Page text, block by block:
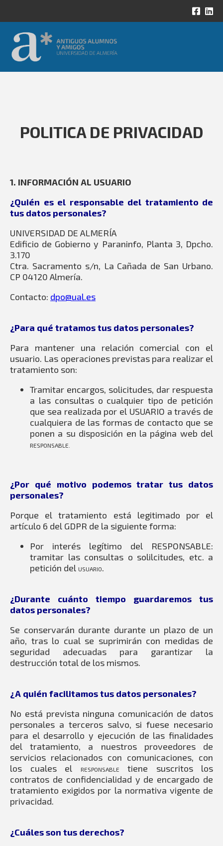
POLITICA DE PRIVACIDAD
1. INFORMACIÓN AL USUARIO
¿Quién es el responsable del tratamiento de
tus datos personales?
UNIVERSIDAD DE ALMERÍA
Edificio de Gobierno y Paraninfo, Planta 3, Dpcho.
3.170
Ctra. Sacramento s/n, La Cañada de San Urbano.
CP 04120 Almería.
Contacto: dpo@ual.es
¿Para qué tratamos tus datos personales?
Para mantener una relación comercial con el
usuario. Las operaciones previstas para realizar el
tratamiento son:
Tramitar encargos, solicitudes, dar respuesta
a las consultas o cualquier tipo de petición
que sea realizada por el USUARIO a través de
cualquiera de las formas de contacto que se
ponen a su disposición en la página web del
RESPONSABLE.
¿Por qué motivo podemos tratar tus datos
personales?
Porque el tratamiento está legitimado por el
artículo 6 del GDPR de la siguiente forma:
Por interés legítimo del RESPONSABLE:
tramitar las consultas o solilcitudes, etc. a
petición del USUARIO.
¿Durante cuánto tiempo guardaremos tus
datos personales?
Se conservarán durante durante un plazo de un
año, tras lo cual se suprimirán con medidas de
seguridad adecuadas para garantizar la
destrucción total de los mismos.
¿A quién facilitamos tus datos personales?
No está prevista ninguna comunicación de datos
personales a terceros salvo, si fuese necesario
para el desarrollo y ejecución de las finalidades
del tratamiento, a nuestros proveedores de
servicios relacionados con comunicaciones, con
los cuales el
RESPONSABLE
tiene suscritos los
contratos de confidencialidad y de encargado de
tratamiento exigidos por la normativa vigente de
privacidad.
¿Cuáles son tus derechos?